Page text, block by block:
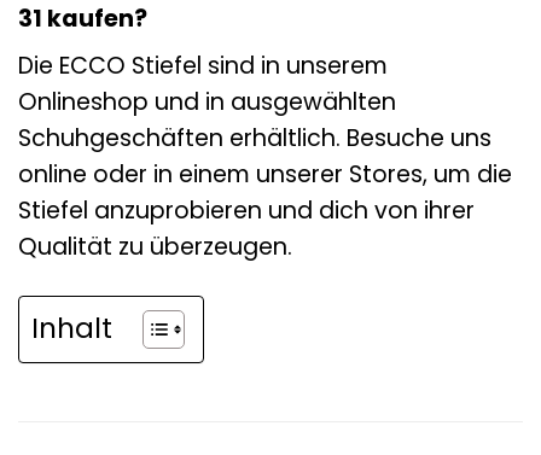
31 kaufen?
Die ECCO Stiefel sind in unserem
Onlineshop und in ausgewählten
Schuhgeschäften erhältlich. Besuche uns
online oder in einem unserer Stores, um die
Stiefel anzuprobieren und dich von ihrer
Qualität zu überzeugen.
Inhalt